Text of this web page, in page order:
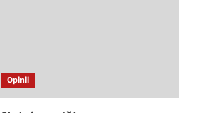
Opinii